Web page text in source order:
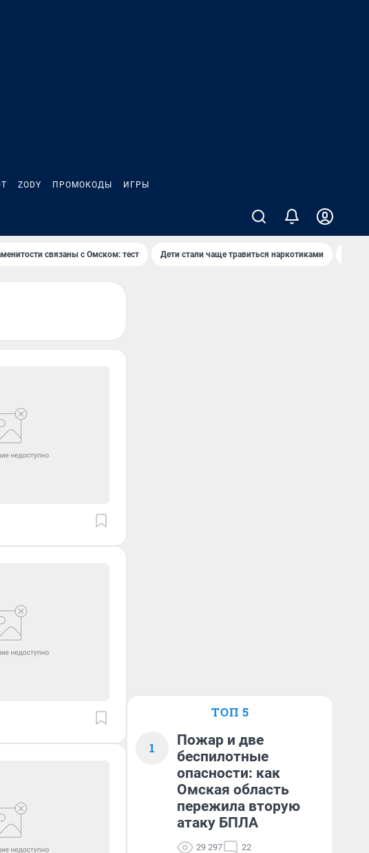
ZODY ПРОМОКОДЫ ИГРЫ
связаны с Омском: тест Дети стали чаще травиться наркотиками
ТОП 5
1
Пожар и две
беспилотные
опасности: как
Омская область
пережила вторую
атаку БПЛА
29 297 22